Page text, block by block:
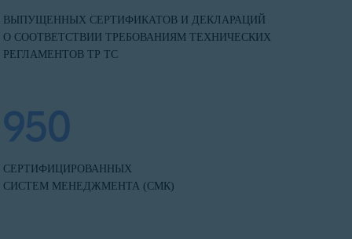
ВЫПУЩЕННЫХ СЕРТИФИКАТОВ И ДЕКЛАРАЦИЙ
О СООТВЕТСТВИИ ТРЕБОВАНИЯМ ТЕХНИЧЕСКИХ
РЕГЛАМЕНТОВ ТР ТС
950
СЕРТИФИЦИРОВАННЫХ
СИСТЕМ МЕНЕДЖМЕНТА (СМК)